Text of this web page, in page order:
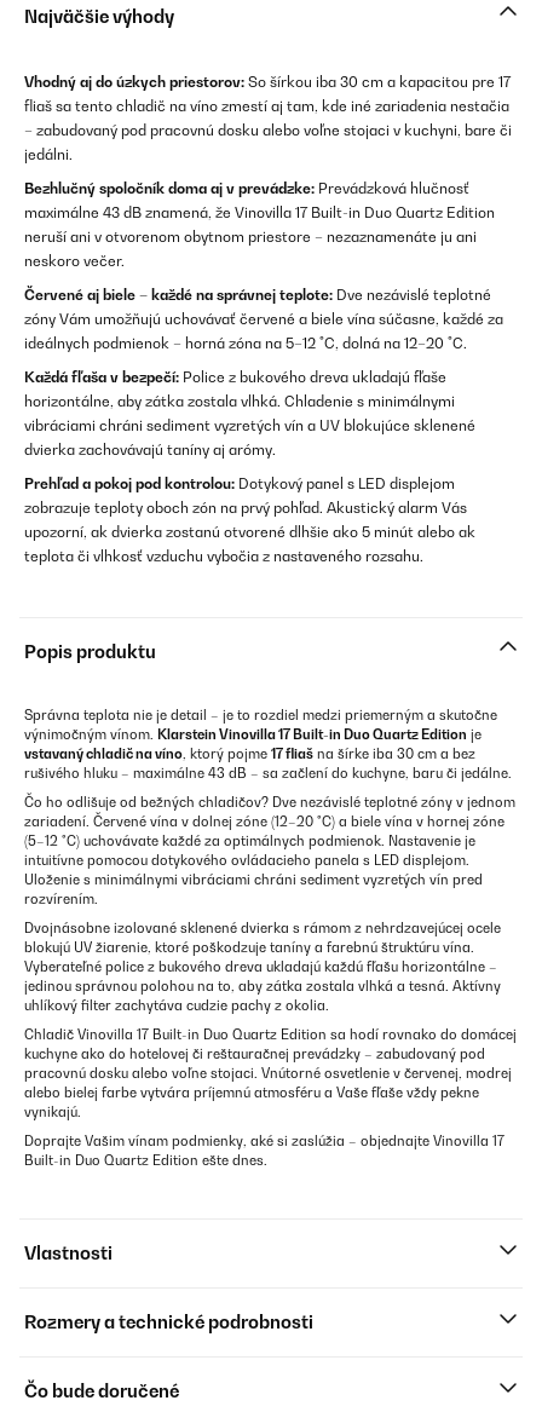
Najväčšie výhody
Vhodný aj do úzkych priestorov: So šírkou iba 30 cm a kapacitou pre 17
fliaš sa tento chladič na víno zmestí aj tam, kde iné zariadenia nestačia
– zabudovaný pod pracovnú dosku alebo voľne stojaci v kuchyni, bare či
jedálni.
Bezhlučný spoločník doma aj v prevádzke: Prevádzková hlučnosť
maximálne 43 dB znamená, že Vinovilla 17 Built-in Duo Quartz Edition
neruší ani v otvorenom obytnom priestore – nezaznamenáte ju ani
neskoro večer.
Červené aj biele – každé na správnej teplote: Dve nezávislé teplotné
zóny Vám umožňujú uchovávať červené a biele vína súčasne, každé za
ideálnych podmienok – horná zóna na 5–12 °C, dolná na 12–20 °C.
Každá fľaša v bezpečí: Police z bukového dreva ukladajú fľaše
horizontálne, aby zátka zostala vlhká. Chladenie s minimálnymi
vibráciami chráni sediment vyzretých vín a UV blokujúce sklenené
dvierka zachovávajú taníny aj arómy.
Prehľad a pokoj pod kontrolou: Dotykový panel s LED displejom
zobrazuje teploty oboch zón na prvý pohľad. Akustický alarm Vás
upozorní, ak dvierka zostanú otvorené dlhšie ako 5 minút alebo ak
teplota či vlhkosť vzduchu vybočia z nastaveného rozsahu.
Popis produktu
Správna teplota nie je detail – je to rozdiel medzi priemerným a skutočne
výnimočným vínom. Klarstein Vinovilla 17 Built-in Duo Quartz Edition je
vstavaný chladič na víno, ktorý pojme 17 fliaš na šírke iba 30 cm a bez
rušivého hluku – maximálne 43 dB – sa začlení do kuchyne, baru či jedálne.
Čo ho odlišuje od bežných chladičov? Dve nezávislé teplotné zóny v jednom
zariadení. Červené vína v dolnej zóne (12–20 °C) a biele vína v hornej zóne
(5–12 °C) uchovávate každé za optimálnych podmienok. Nastavenie je
intuitívne pomocou dotykového ovládacieho panela s LED displejom.
Uloženie s minimálnymi vibráciami chráni sediment vyzretých vín pred
rozvírením.
Dvojnásobne izolované sklenené dvierka s rámom z nehrdzavejúcej ocele
blokujú UV žiarenie, ktoré poškodzuje taníny a farebnú štruktúru vína.
Vyberateľné police z bukového dreva ukladajú každú fľašu horizontálne –
jedinou správnou polohou na to, aby zátka zostala vlhká a tesná. Aktívny
uhlíkový filter zachytáva cudzie pachy z okolia.
Chladič Vinovilla 17 Built-in Duo Quartz Edition sa hodí rovnako do domácej
kuchyne ako do hotelovej či reštauračnej prevádzky – zabudovaný pod
pracovnú dosku alebo voľne stojaci. Vnútorné osvetlenie v červenej, modrej
alebo bielej farbe vytvára príjemnú atmosféru a Vaše fľaše vždy pekne
vynikajú.
Doprajte Vašim vínam podmienky, aké si zaslúžia – objednajte Vinovilla 17
Built-in Duo Quartz Edition ešte dnes.
Vlastnosti
Rozmery a technické podrobnosti
Čo bude doručené